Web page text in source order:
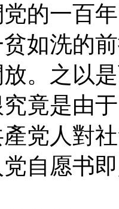
党的一百
如洗的
放。之以
竟是由
党人對
自愿书